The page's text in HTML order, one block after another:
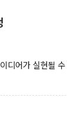
디어가 실현될